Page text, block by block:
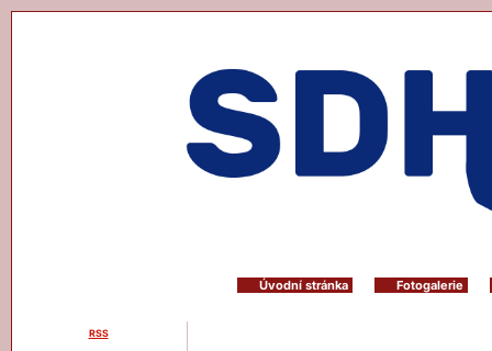
Úvodní stránka Fotogalerie
RSS